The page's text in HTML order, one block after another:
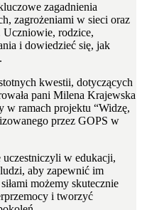
zagadnienia
zagrożeniami w sieci oraz
Uczniowie, rodzice,
i dowiedzieć się, jak
kwestii, dotyczących
pani Milena Krajewska
w ramach projektu “Widzę,
przez GOPS w
w edukacji,
aby zapewnić im
możemy skutecznie
i tworzyć